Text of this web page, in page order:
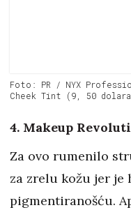
Foto: PR / NYX
Cheek Tint (9, 50
4. Makeup
Za ovo rumenilo
za zrelu kožu jer je
pigmentiranošću.